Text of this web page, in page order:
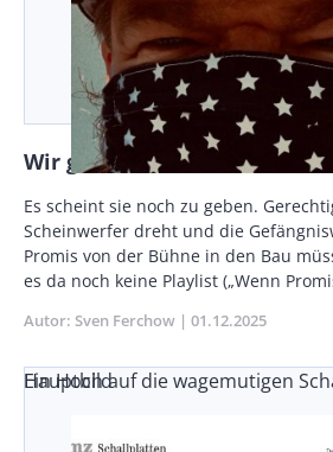
Wir geben Ihrer Zukunft ein
Vorspann
/
Teaser
Es scheint sie noch zu geben.
Scheinwerfer dreht und die
Promis von der Bühne in den Bau
es da noch keine Playlist („Wenn
Autor Sven Ferchow Publikationsdatum
01.12.2025
Ein Hoch auf die wagemutigen
Hauptbild